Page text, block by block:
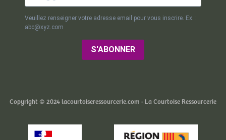
Veuillez renseigner votre adresse email pour vous inscrire. Ex. :
abc@xyz.com
S'ABONNER
Copyright © 2024 lacourtoiseressourcerie.com - La Courtoise Ressourcerie